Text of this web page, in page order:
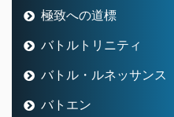
極致への道標
バトルトリニティ
バトル・ルネッサンス
バトエン